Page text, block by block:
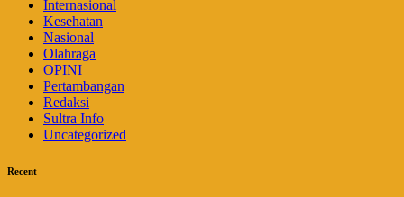
Internasional
Kesehatan
Nasional
Olahraga
OPINI
Pertambangan
Redaksi
Sultra Info
Uncategorized
Recent